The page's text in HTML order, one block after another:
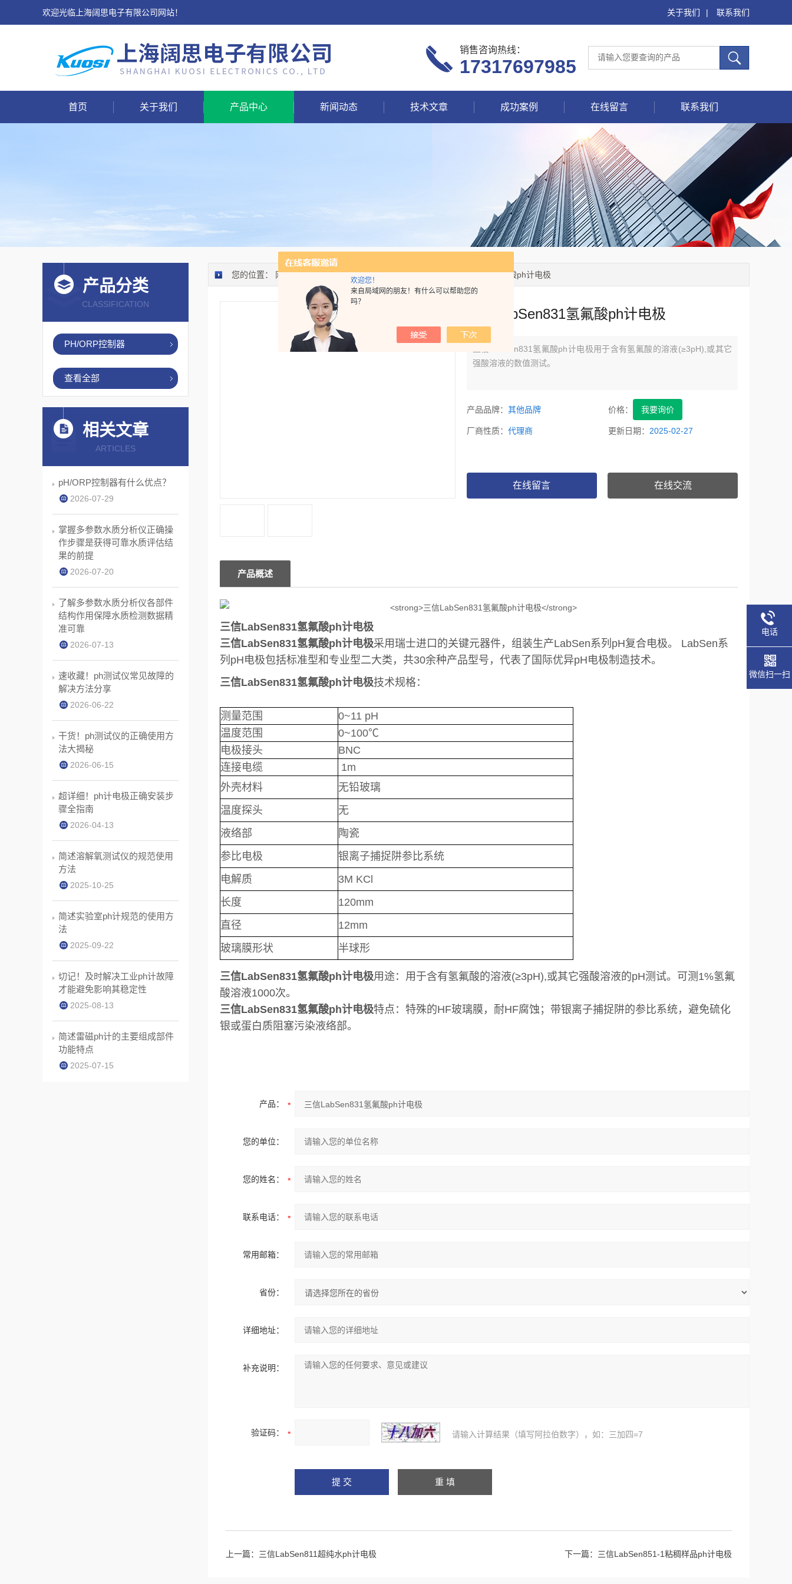
欢迎您！
来自局域网的朋友！有什么可以帮助您的
吗？
欢迎光临上海阔思电子有限公司网站！ 关于我们 | 联系我们
销售咨询热线：
17317697985
首页 关于我们 产品中心 新闻动态 技术文章 成功案例 在线留言 联系我们
您的位置： 网站首页>产品中心> >PH/ORP控制器> 三信LabSen831氢氟酸ph计电极
三信LabSen831氢氟酸ph计电极
三信LabSen831氢氟酸ph计电极用于含有氢氟酸的溶液(≥3pH),或其它
强酸溶液的数值测试。
产品品牌： 其他品牌 价格： 我要询价
厂商性质： 代理商 更新日期： 2025-02-27
在线留言 在线交流
产品概述
三信LabSen831氢氟酸ph计电极
三信LabSen831氢氟酸ph计电极采用瑞士进口的关键元器件，组装生产LabSen系列pH复合电极。 LabSen系
列pH电极包括标准型和专业型二大类，共30余种产品型号，代表了国际优异pH电极制造技术。
三信LabSen831氢氟酸ph计电极技术规格：
测量范围
0~11 pH
温度范围
0~100℃
电极接头
BNC
连接电缆
1m
外壳材料
无铅玻璃
温度探头
无
液络部
陶瓷
参比电极
银离子捕捉阱参比系统
电解质
3M KCl
长度
120mm
直径
12mm
玻璃膜形状
半球形
三信LabSen831氢氟酸ph计电极用途：用于含有氢氟酸的溶液(≥3pH),或其它强酸溶液的pH测试。 可测1%氢氟
酸溶液1000次。
三信LabSen831氢氟酸ph计电极特点：特殊的HF玻璃膜，耐HF腐蚀；带银离子捕捉阱的参比系统，避免硫化
银或蛋白质阻塞污染液络部。
产品：
您的单位：
您的姓名：
联系电话：
常用邮箱：
省份：
详细地址：
补充说明：
验证码： 请输入计算结果（填写阿拉伯数字），如：三加四=7
上一篇： 三信LabSen811超纯水ph计电极 下一篇： 三信LabSen851-1粘稠样品ph计电极
产品分类
CLASSIFICATION
PH/ORP控制器
查看全部
相关文章
ARTICLES
pH/ORP控制器有什么优点？
2026-07-29
掌握多参数水质分析仪正确操
作步骤是获得可靠水质评估结
果的前提
2026-07-20
了解多参数水质分析仪各部件
结构作用保障水质检测数据精
准可靠
2026-07-13
速收藏！ph测试仪常见故障的
解决方法分享
2026-06-22
干货！ph测试仪的正确使用方
法大揭秘
2026-06-15
超详细！ph计电极正确安装步
骤全指南
2026-04-13
简述溶解氧测试仪的规范使用
方法
2025-10-25
简述实验室ph计规范的使用方
法
2025-09-22
切记！及时解决工业ph计故障
才能避免影响其稳定性
2025-08-13
简述雷磁ph计的主要组成部件
功能特点
2025-07-15
电话
微信扫一扫